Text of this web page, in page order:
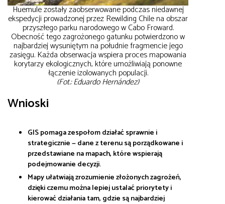
Huemule zostały zaobserwowane podczas niedawnej
ekspedycji prowadzonej przez Rewilding Chile na obszar
przyszłego parku narodowego w Cabo Froward.
Obecność tego zagrożonego gatunku potwierdzono w
najbardziej wysuniętym na południe fragmencie jego
zasięgu. Każda obserwacja wspiera proces mapowania
korytarzy ekologicznych, które umożliwiają ponowne
łączenie izolowanych populacji.
(Fot.: Eduardo Hernández)
Wnioski
GIS pomaga zespołom działać sprawnie i
strategicznie — dane z terenu są porządkowane i
przedstawiane na mapach, które wspierają
podejmowanie decyzji.
Mapy ułatwiają zrozumienie złożonych zagrożeń,
dzięki czemu można lepiej ustalać priorytety i
kierować działania tam, gdzie są najbardziej